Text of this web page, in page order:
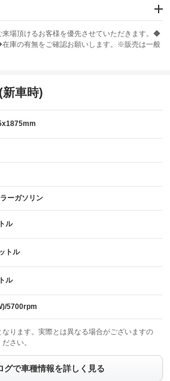
席
ABS
他
生
チ
シートヒーター
：装備なし
フロントカメラ
：装備なし
来場頂けるお客様を優先させていただきます。◆
庫の有無をご確認お願いします。※販売は一般
新車時)
ーガソリン
ル
トル
ル
5700rpm
ります。実際とは異なる場合がございますの
さい。
グで車種情報を詳しく見る